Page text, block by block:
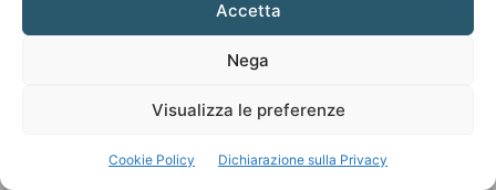
Accetta
Nega
Visualizza le preferenze
Cookie Policy Dichiarazione sulla Privacy